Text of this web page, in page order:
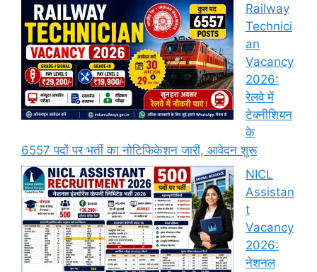
Railway
Technici
an
Vacancy
2026:
रेलवे में
टेक्नीशियन
के
6557 पदों पर भर्ती का नोटिफिकेशन जारी, आवेदन शुरू
NICL
Assistan
t
Vacancy
2026:
नेशनल